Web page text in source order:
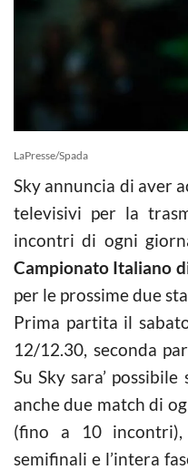
LaPresse/Spada
Sky annuncia di aver
televisivi per la
incontri di ogni
Campionato Italiano
per le prossime due
Prima partita il
12/12.30, seconda
Su Sky sara’
anche due match di
(fino a 10
semifinali e l’intera